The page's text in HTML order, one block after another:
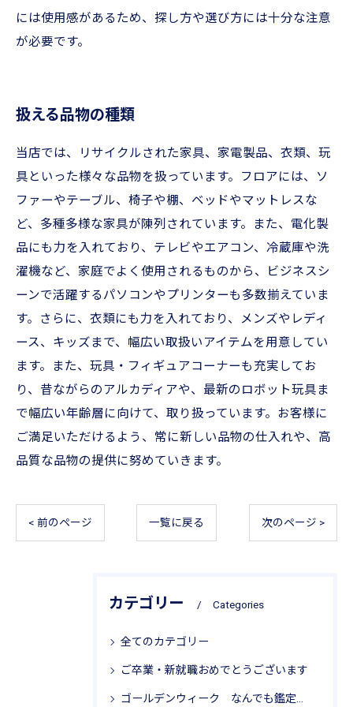
には使用感があるため、探し方や選び方には十分な注意
が必要です。
扱える品物の種類
当店では、リサイクルされた家具、家電製品、衣類、玩
具といった様々な品物を扱っています。フロアには、ソ
ファーやテーブル、椅子や棚、ベッドやマットレスな
ど、多種多様な家具が陳列されています。また、電化製
品にも力を入れており、テレビやエアコン、冷蔵庫や洗
濯機など、家庭でよく使用されるものから、ビジネスシ
ーンで活躍するパソコンやプリンターも多数揃えていま
す。さらに、衣類にも力を入れており、メンズやレディ
ース、キッズまで、幅広い取扱いアイテムを用意してい
ます。また、玩具・フィギュアコーナーも充実してお
り、昔ながらのアルカディアや、最新のロボット玩具ま
で幅広い年齢層に向けて、取り扱っています。お客様に
ご満足いただけるよう、常に新しい品物の仕入れや、高
品質な品物の提供に努めていきます。
< 前のページ 一覧に戻る 次のページ >
カテゴリー Categories
全てのカテゴリー
ご卒業・新就職おめでとうございます
ゴールデンウィーク なんでも鑑定局 リサイクル思考